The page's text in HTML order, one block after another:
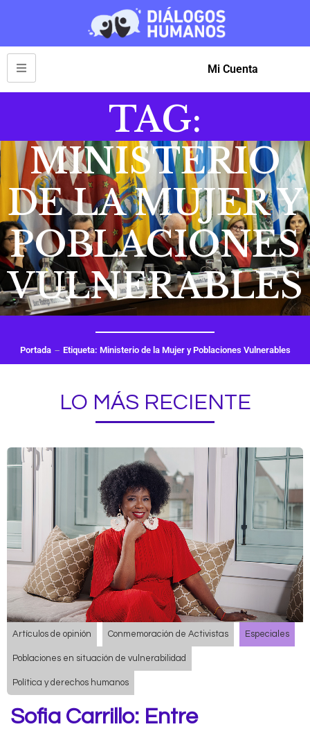
Mi Cuenta
TAG:
MINISTERIO
DE LA MUJER Y
POBLACIONES
VULNERABLES
Portada Etiqueta: Ministerio de la Mujer y Poblaciones Vulnerables
LO MÁS RECIENTE
Artículos de opinión Conmemoración de Activistas Especiales
Poblaciones en situación de vulnerabilidad
Política y derechos humanos
Sofia Carrillo: Entre